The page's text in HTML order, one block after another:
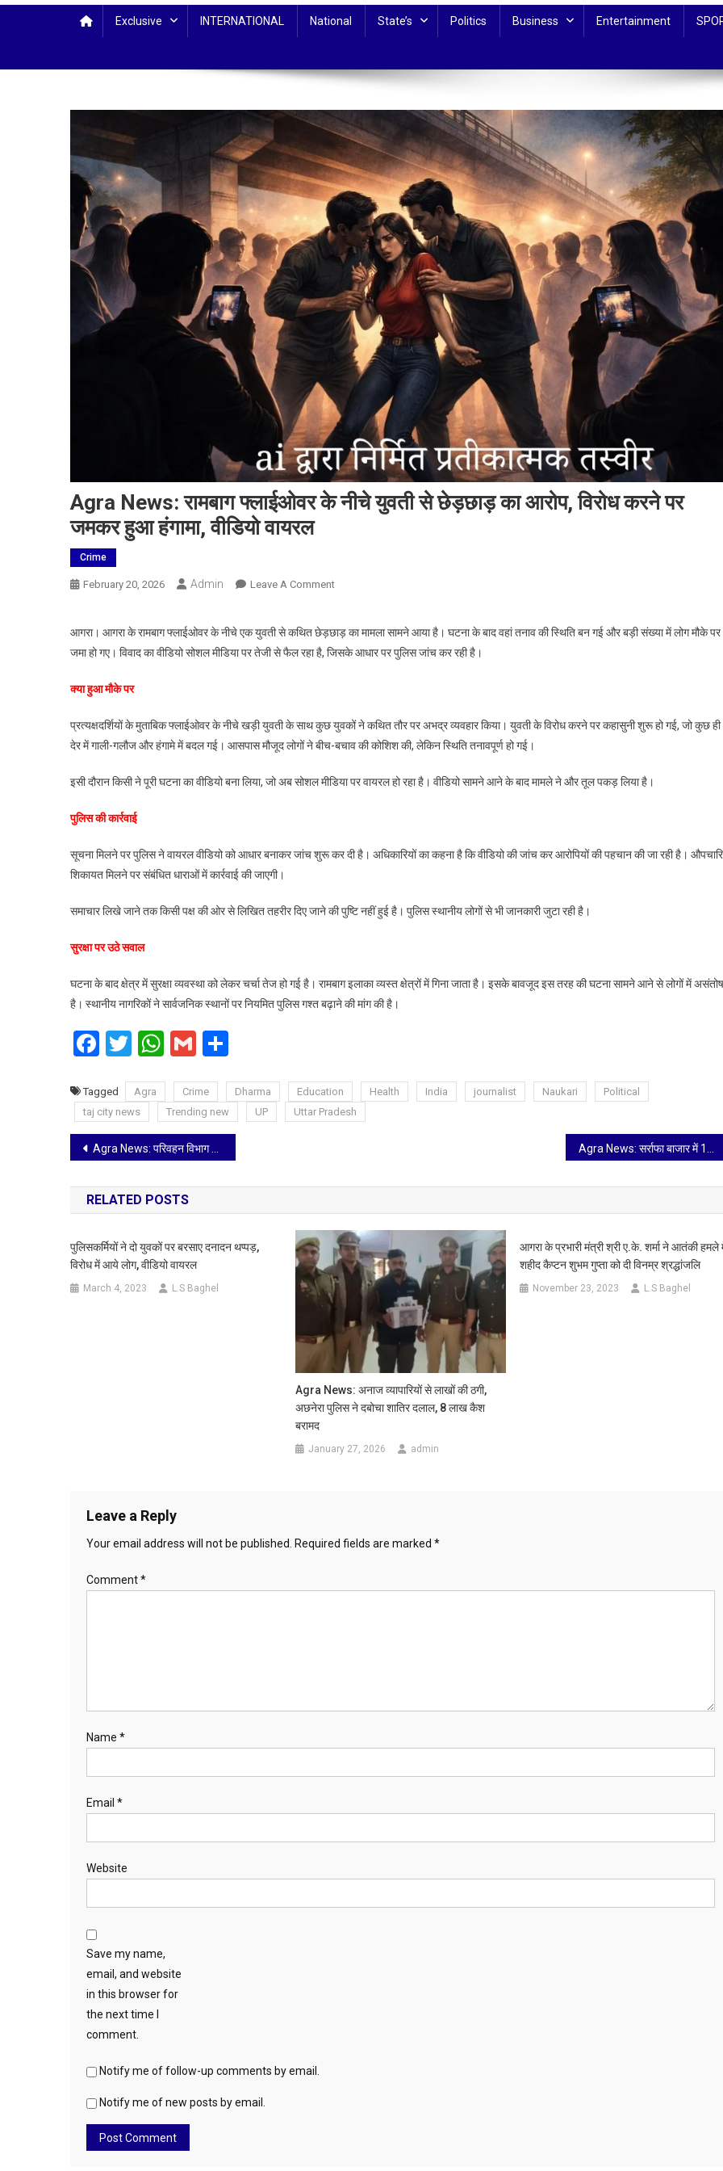
Exclusive INTERNATIONAL National State’s Politics Business Entertainment
Agra News: रामबाग फ्लाईओवर के नीचे युवती से छेड़छाड़ का आरोप, विरोध करने पर
जमकर हुआ हंगामा, वीडियो वायरल
Crime
February 20, 2026 Admin Leave A CommentOn
रामबाग
फ्लाईओवर
से
छेड़छाड़
आरोप,
जमकर
वीडियो
आगरा। आगरा के रामबाग फ्लाईओवर के नीचे एक युवती से कथित छेड़छाड़ का मामला सामने आया है। घटना के बाद वहां तनाव की स्थिति बन गई और बड़ी संख्या में लोग मौके पर
जमा हो गए। विवाद का वीडियो सोशल मीडिया पर तेजी से फैल रहा है, जिसके आधार पर पुलिस जांच कर रही है।
क्या हुआ मौके पर
प्रत्यक्षदर्शियों के मुताबिक फ्लाईओवर के नीचे खड़ी युवती के साथ कुछ युवकों ने कथित तौर पर अभद्र व्यवहार किया। युवती के विरोध करने पर कहासुनी शुरू हो गई, जो कुछ ही
देर में गाली-गलौज और हंगामे में बदल गई। आसपास मौजूद लोगों ने बीच-बचाव की कोशिश की, लेकिन स्थिति तनावपूर्ण हो गई।
इसी दौरान किसी ने पूरी घटना का वीडियो बना लिया, जो अब सोशल मीडिया पर वायरल हो रहा है। वीडियो सामने आने के बाद मामले ने और तूल पकड़ लिया है।
पुलिस की कार्रवाई
सूचना मिलने पर पुलिस ने वायरल वीडियो को आधार बनाकर जांच शुरू कर दी है। अधिकारियों का कहना है कि वीडियो की जांच कर आरोपियों की पहचान की जा रही है।
शिकायत मिलने पर संबंधित धाराओं में कार्रवाई की जाएगी।
समाचार लिखे जाने तक किसी पक्ष की ओर से लिखित तहरीर दिए जाने की पुष्टि नहीं हुई है। पुलिस स्थानीय लोगों से भी जानकारी जुटा रही है।
सुरक्षा पर उठे सवाल
घटना के बाद क्षेत्र में सुरक्षा व्यवस्था को लेकर चर्चा तेज हो गई है। रामबाग इलाका व्यस्त क्षेत्रों में गिना जाता है। इसके बावजूद इस तरह की घटना सामने आने से लोगों में असंतोष
है। स्थानीय नागरिकों ने सार्वजनिक स्थानों पर नियमित पुलिस गश्त बढ़ाने की मांग की है।
Facebook
Twitter
WhatsApp
Gmail
Tagged Agra Crime Dharma Education Health India journalist Naukari
Political
taj city news
Trending new UP Uttar Pradesh
Post
navigation
Agra News: परिवहन विभाग की सहकारी समिति में 61 लाख की बड़ी हेराफेरी, सचिव सहित 3 पर FIR
RELATED POSTS
पुलिसकर्मियों ने दो युवकों पर बरसाए दनादन थप्पड़,
विरोध में आये लोग, वीडियो वायरल
March 4, 2023 L.S Baghel
Agra News: अनाज व्यापारियों से लाखों की ठगी,
अछनेरा पुलिस ने दबोचा शातिर दलाल, 8 लाख कैश
बरामद
January 27, 2026 admin
आगरा के प्रभारी मंत्री श्री ए.के. शर्मा ने आतंकी हमले
शहीद कैप्टन शुभम गुप्ता को दी विनम्र श्रद्धांजलि
November 23, 2023 L.S Baghel
Leave a Reply
Your email address will not be published. Required fields are marked *
Comment*
Name *
Email *
Website
Save my name,
email, and website
in this browser for
the next time I
comment.
Notify me of follow-up comments by email.
Notify me of new posts by email.